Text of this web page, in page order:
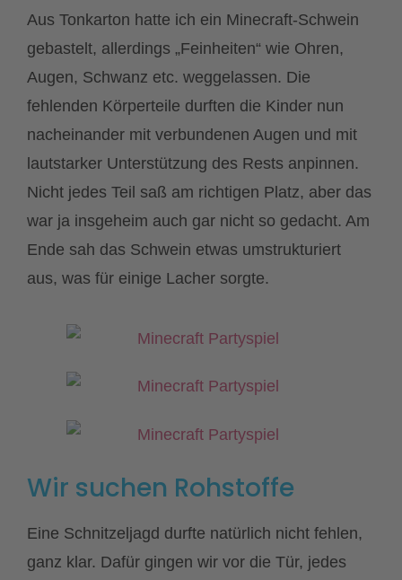
Aus Tonkarton hatte ich ein Minecraft-Schwein
gebastelt, allerdings „Feinheiten“ wie Ohren,
Augen, Schwanz etc. weggelassen. Die
fehlenden Körperteile durften die Kinder nun
nacheinander mit verbundenen Augen und mit
lautstarker Unterstützung des Rests anpinnen.
Nicht jedes Teil saß am richtigen Platz, aber das
war ja insgeheim auch gar nicht so gedacht. Am
Ende sah das Schwein etwas umstrukturiert
aus, was für einige Lacher sorgte.
Wir suchen Rohstoffe
Eine Schnitzeljagd durfte natürlich nicht fehlen,
ganz klar. Dafür gingen wir vor die Tür, jedes